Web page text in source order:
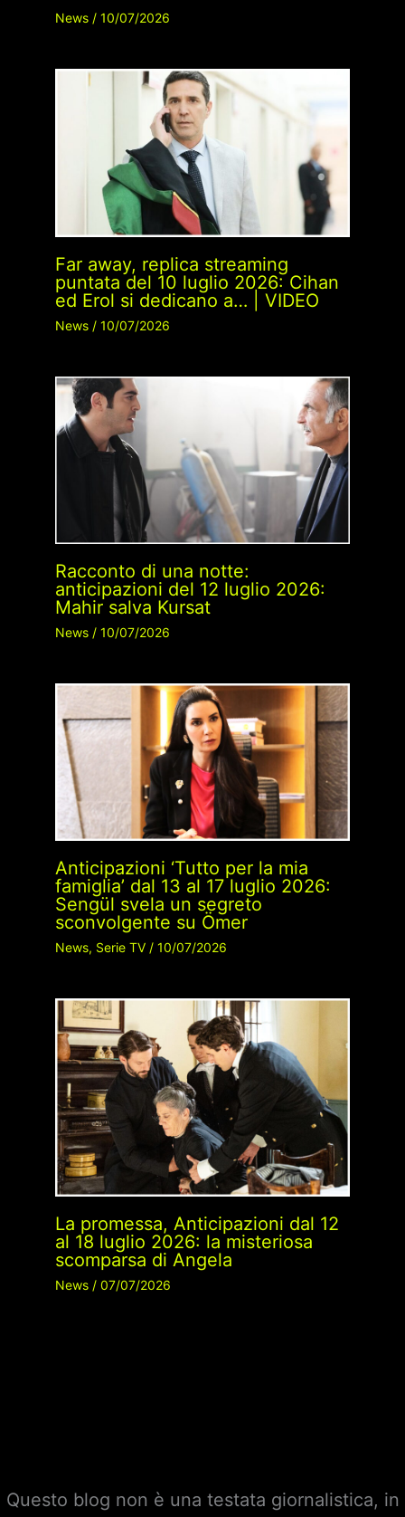
News/ 10/07/2026
Far away, replica streaming
puntata del 10 luglio 2026: Cihan
ed Erol si dedicano a… | VIDEO
News/ 10/07/2026
Racconto di una notte:
anticipazioni del 12 luglio 2026:
Mahir salva Kursat
News/ 10/07/2026
Anticipazioni ‘Tutto per la mia
famiglia’ dal 13 al 17 luglio 2026:
Sengül svela un segreto
sconvolgente su Ömer
News, Serie TV/ 10/07/2026
La promessa, Anticipazioni dal 12
al 18 luglio 2026: la misteriosa
scomparsa di Angela
News/ 07/07/2026
Questo blog non è una testata giornalistica, in